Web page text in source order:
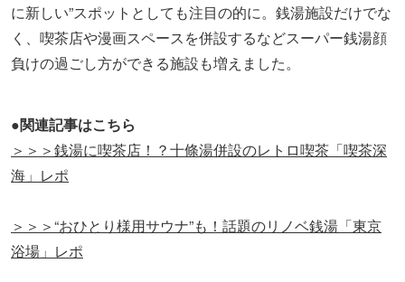
に新しい”スポットとしても注目の的に。銭湯施設だけでな
く、喫茶店や漫画スペースを併設するなどスーパー銭湯顔
負けの過ごし方ができる施設も増えました。
●関連記事はこちら
＞＞＞銭湯に喫茶店！？十條湯併設のレトロ喫茶「喫茶深
海」レポ
＞＞＞“おひとり様用サウナ”も！話題のリノベ銭湯「東京
浴場」レポ